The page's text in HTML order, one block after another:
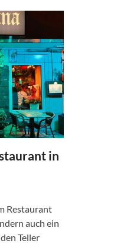
in
Restaurant
auch ein
Teller